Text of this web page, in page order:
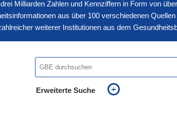
Milliarden Zahlen und Kennziffern in Form von
aus über 100 verschiedenen
weiterer Institutionen aus dem
Erweiterte Suche